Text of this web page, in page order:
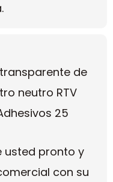
usted pronto y
con su